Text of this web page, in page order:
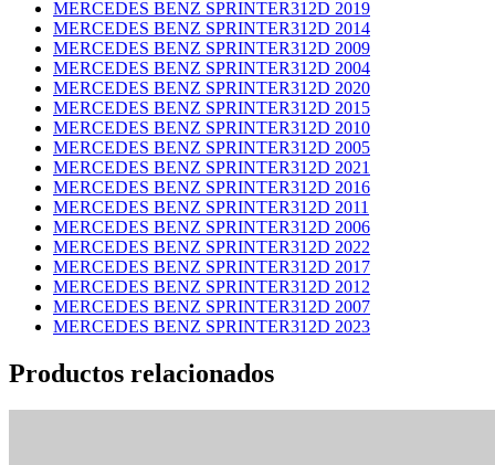
MERCEDES BENZ SPRINTER312D 2019
MERCEDES BENZ SPRINTER312D 2014
MERCEDES BENZ SPRINTER312D 2009
MERCEDES BENZ SPRINTER312D 2004
MERCEDES BENZ SPRINTER312D 2020
MERCEDES BENZ SPRINTER312D 2015
MERCEDES BENZ SPRINTER312D 2010
MERCEDES BENZ SPRINTER312D 2005
MERCEDES BENZ SPRINTER312D 2021
MERCEDES BENZ SPRINTER312D 2016
MERCEDES BENZ SPRINTER312D 2011
MERCEDES BENZ SPRINTER312D 2006
MERCEDES BENZ SPRINTER312D 2022
MERCEDES BENZ SPRINTER312D 2017
MERCEDES BENZ SPRINTER312D 2012
MERCEDES BENZ SPRINTER312D 2007
MERCEDES BENZ SPRINTER312D 2023
Productos relacionados